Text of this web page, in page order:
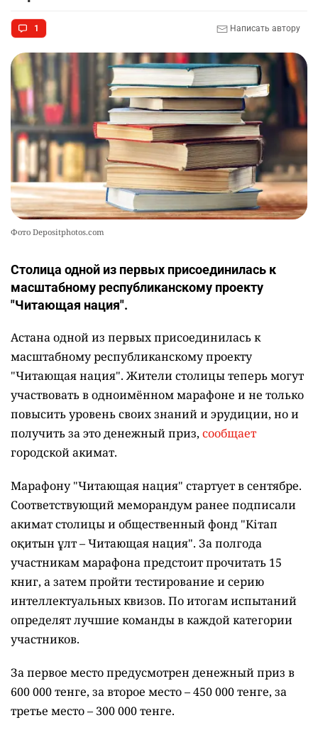
1 Написать автору
Фото Depositphotos.com
Столица одной из первых присоединилась к
масштабному республиканскому проекту
"Читающая нация".
Астана одной из первых присоединилась к
масштабному республиканскому проекту
"Читающая нация". Жители столицы теперь могут
участвовать в одноимённом марафоне и не только
повысить уровень своих знаний и эрудиции, но и
получить за это денежный приз, сообщает
городской акимат.
Марафону "Читающая нация" стартует в сентябре.
Соответствующий меморандум ранее подписали
акимат столицы и общественный фонд "Кітап
оқитын ұлт – Читающая нация". За полгода
участникам марафона предстоит прочитать 15
книг, а затем пройти тестирование и серию
интеллектуальных квизов. По итогам испытаний
определят лучшие команды в каждой категории
участников.
За первое место предусмотрен денежный приз в
600 000 тенге, за второе место – 450 000 тенге, за
третье место – 300 000 тенге.